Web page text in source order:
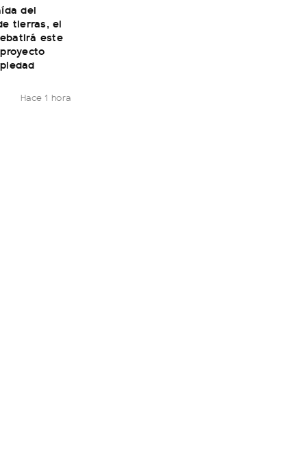
del
tierras, el
este
Hace 1 hora